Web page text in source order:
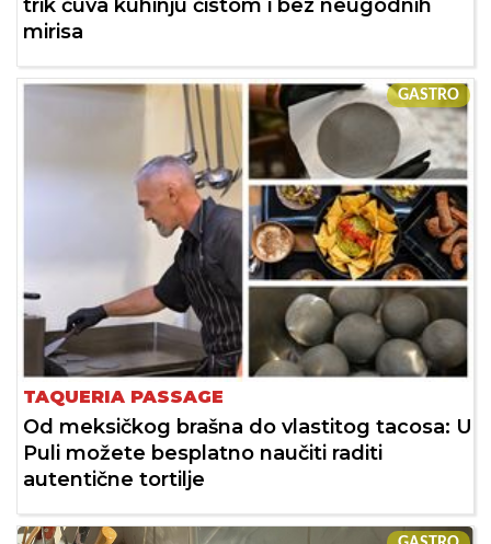
trik čuva kuhinju čistom i bez neugodnih
mirisa
GASTRO
TAQUERIA PASSAGE
Od meksičkog brašna do vlastitog tacosa: U
Puli možete besplatno naučiti raditi
autentične tortilje